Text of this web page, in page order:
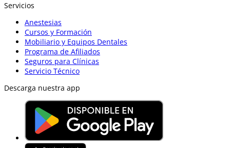
Servicios
Anestesias
Cursos y Formación
Mobiliario y Equipos Dentales
Programa de Afiliados
Seguros para Clínicas
Servicio Técnico
Descarga nuestra app